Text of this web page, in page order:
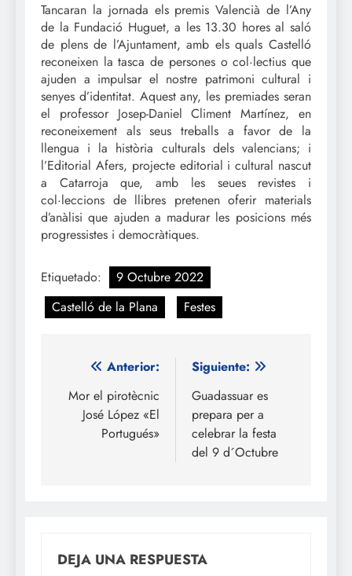
Tancaran la jornada els premis Valencià de l’Any
de la Fundació Huguet, a les 13.30 hores al saló
de plens de l’Ajuntament, amb els quals Castelló
reconeixen la tasca de persones o col·lectius que
ajuden a impulsar el nostre patrimoni cultural i
senyes d’identitat. Aquest any, les premiades seran
el professor Josep-Daniel Climent Martínez, en
reconeixement als seus treballs a favor de la
llengua i la història culturals dels valencians; i
l’Editorial Afers, projecte editorial i cultural nascut
a Catarroja que, amb les seues revistes i
col·leccions de llibres pretenen oferir materials
d’anàlisi que ajuden a madurar les posicions més
progressistes i democràtiques.
Etiquetado:
9 Octubre 2022
Castelló de la Plana
Festes
Navegación
de
entradas
Anterior:
Mor el pirotècnic
José López «El
Portugués»
Siguiente:
Guadassuar es
prepara per a
celebrar la festa
del 9 d´Octubre
DEJA UNA RESPUESTA